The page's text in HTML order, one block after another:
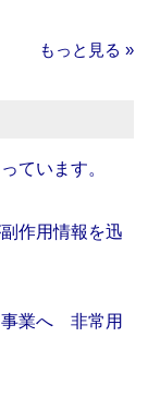
もっと見る »
ています。
作用情報を迅
事業へ 非常用